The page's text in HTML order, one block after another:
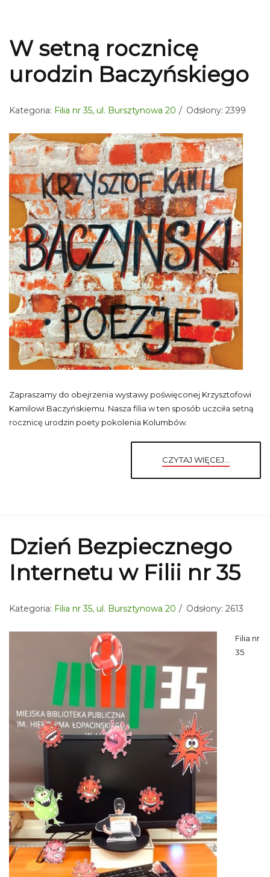
W setną rocznicę
urodzin Baczyńskiego
Kategoria: Filia nr 35, ul. Bursztynowa 20 Odsłony: 2399
Zapraszamy do obejrzenia wystawy poświęconej Krzysztofowi
Kamilowi Baczyńskiemu. Nasza filia w ten sposób uczciła setną
rocznicę urodzin poety pokolenia Kolumbów.
CZYTAJ WIĘCEJ...
Dzień Bezpiecznego
Internetu w Filii nr 35
Kategoria: Filia nr 35, ul. Bursztynowa 20 Odsłony: 2613
Filia nr
35